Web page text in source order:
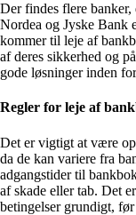
Der findes flere
Nordea og Jyske Bank
kommer til leje af
af deres sikkerhed og
gode løsninger inden
Regler for leje af
Det er vigtigt at være
da de kan variere fra
adgangstider til
af skade eller tab. Det
betingelser grundigt,